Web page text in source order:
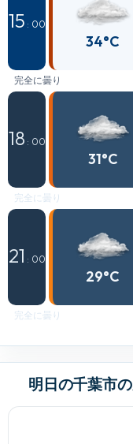
15 : 00
34°C
完全に曇り
18 : 00
31°C
完全に曇り
21 : 00
29°C
完全に曇り
明日の千葉市